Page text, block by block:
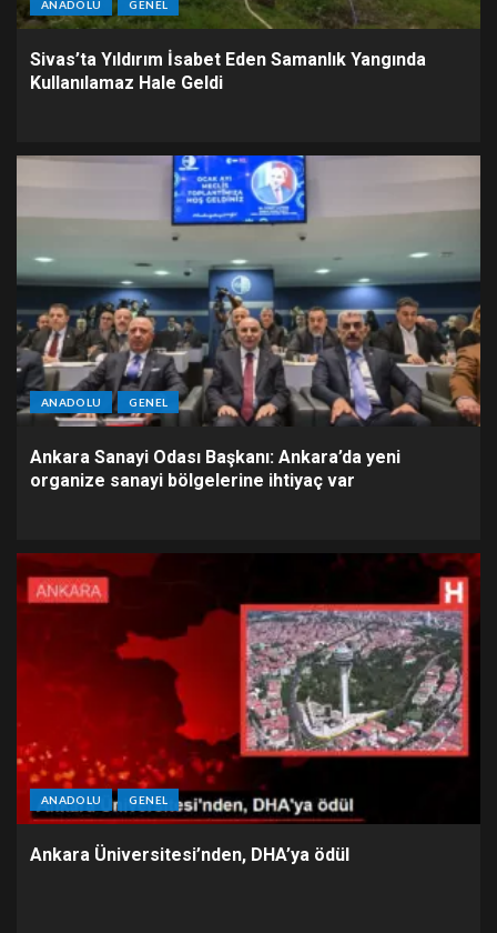
ANADOLU GENEL
Sivas’ta Yıldırım İsabet Eden Samanlık Yangında
Kullanılamaz Hale Geldi
ANADOLU GENEL
Ankara Sanayi Odası Başkanı: Ankara’da yeni
organize sanayi bölgelerine ihtiyaç var
ANADOLU GENEL
Ankara Üniversitesi’nden, DHA’ya ödül